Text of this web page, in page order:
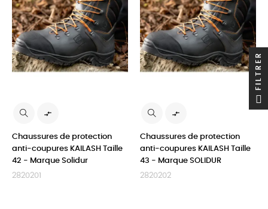

Chaussures de protection
anti-coupures KAILASH Taille
42 - Marque Solidur
2820201

Chaussures de protection
anti-coupures KAILASH Taille
43 - Marque SOLIDUR
2820202
FILTRER